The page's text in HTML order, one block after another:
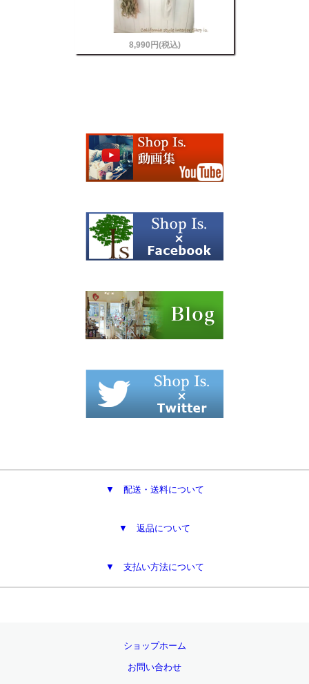
8,990円(税込)
▼ 配送・送料について
▼ 返品について
▼ 支払い方法について
ショップホーム
お問い合わせ